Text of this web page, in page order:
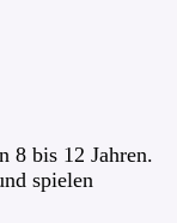
8 bis 12 Jahren.
spielen